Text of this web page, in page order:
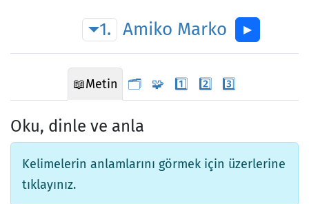
1. Amiko Marko ▶︎
📖Metin 🗂️ 🧩 1️⃣ 2️⃣ 3️⃣
Oku, dinle ve anla
Kelimelerin anlamlarını görmek için üzerlerine
tıklayınız.